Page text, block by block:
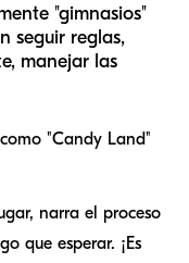
"gimnasios"
seguir reglas,
manejar las
"Candy Land"
narra el proceso
que esperar. ¡Es